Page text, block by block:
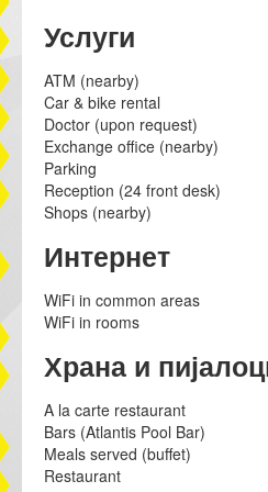
Услуги
ATM (nearby)
Car & bike rental
Doctor (upon request)
Exchange office (nearby)
Parking
Reception (24 front desk)
Shops (nearby)
Интернет
WiFi in common areas
WiFi in rooms
Храна и
A la carte restaurant
Bars (Atlantis Pool Bar)
Meals served (buffet)
Restaurant